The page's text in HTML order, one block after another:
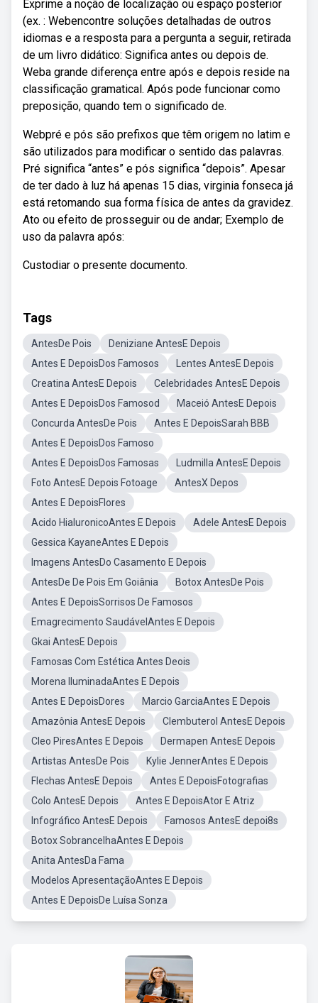
Exprime a noção de localização ou espaço posterior
(ex. : Webencontre soluções detalhadas de outros
idiomas e a resposta para a pergunta a seguir, retirada
de um livro didático: Significa antes ou depois de.
Weba grande diferença entre após e depois reside na
classificação gramatical. Após pode funcionar como
preposição, quando tem o significado de.
Webpré e pós são prefixos que têm origem no latim e
são utilizados para modificar o sentido das palavras.
Pré significa “antes” e pós significa “depois”. Apesar
de ter dado à luz há apenas 15 dias, virginia fonseca já
está retomando sua forma física de antes da gravidez.
Ato ou efeito de prosseguir ou de andar; Exemplo de
uso da palavra após:
Custodiar o presente documento.
Tags
AntesDe Pois
Deniziane AntesE Depois
Antes E DepoisDos Famosos
Lentes AntesE Depois
Creatina AntesE Depois
Celebridades AntesE Depois
Antes E DepoisDos Famosod
Maceió AntesE Depois
Concurda AntesDe Pois
Antes E DepoisSarah BBB
Antes E DepoisDos Famoso
Antes E DepoisDos Famosas
Ludmilla AntesE Depois
Foto AntesE Depois Fotoage
AntesX Depos
Antes E DepoisFlores
Acido HialuronicoAntes E Depois
Adele AntesE Depois
Gessica KayaneAntes E Depois
Imagens AntesDo Casamento E Depois
AntesDe De Pois Em Goiânia
Botox AntesDe Pois
Antes E DepoisSorrisos De Famosos
Emagrecimento SaudávelAntes E Depois
Gkai AntesE Depois
Famosas Com Estética Antes Deois
Morena IluminadaAntes E Depois
Antes E DepoisDores
Marcio GarciaAntes E Depois
Amazônia AntesE Depois
Clembuterol AntesE Depois
Cleo PiresAntes E Depois
Dermapen AntesE Depois
Artistas AntesDe Pois
Kylie JennerAntes E Depois
Flechas AntesE Depois
Antes E DepoisFotografias
Colo AntesE Depois
Antes E DepoisAtor E Atriz
Infográfico AntesE Depois
Famosos AntesE depoi8s
Botox SobrancelhaAntes E Depois
Anita AntesDa Fama
Modelos ApresentaçãoAntes E Depois
Antes E DepoisDe Luísa Sonza